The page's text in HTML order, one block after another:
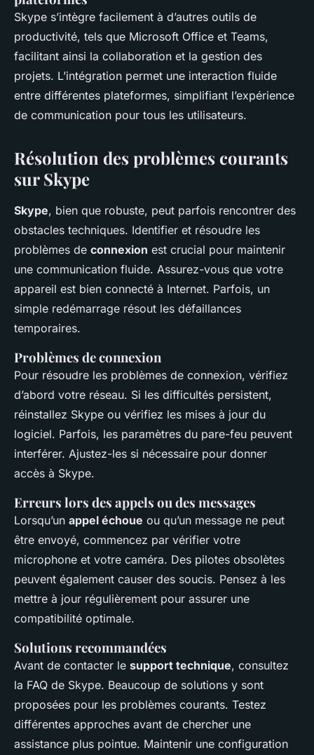
Skype s’intègre facilement à d’autres outils de
productivité, tels que Microsoft Office et Teams,
facilitant ainsi la collaboration et la gestion des
projets. L’intégration permet une interaction fluide
entre différentes plateformes, simplifiant l’expérience
de communication pour tous les utilisateurs.
Résolution des problèmes courants
sur Skype
Skype, bien que robuste, peut parfois rencontrer des
obstacles techniques. Identifier et résoudre les
problèmes de connexion est crucial pour maintenir
une communication fluide. Assurez-vous que votre
appareil est bien connecté à Internet. Parfois, un
simple redémarrage résout les défaillances
temporaires.
Problèmes de connexion
Pour résoudre les problèmes de connexion, vérifiez
d’abord votre réseau. Si les difficultés persistent,
réinstallez Skype ou vérifiez les mises à jour du
logiciel. Parfois, les paramètres du pare-feu peuvent
interférer. Ajustez-les si nécessaire pour donner
accès à Skype.
Erreurs lors des appels ou des messages
Lorsqu’un appel échoue ou qu’un message ne peut
être envoyé, commencez par vérifier votre
microphone et votre caméra. Des pilotes obsolètes
peuvent également causer des soucis. Pensez à les
mettre à jour régulièrement pour assurer une
compatibilité optimale.
Solutions recommandées
Avant de contacter le support technique, consultez
la FAQ de Skype. Beaucoup de solutions y sont
proposées pour les problèmes courants. Testez
différentes approches avant de chercher une
assistance plus pointue. Maintenir une configuration